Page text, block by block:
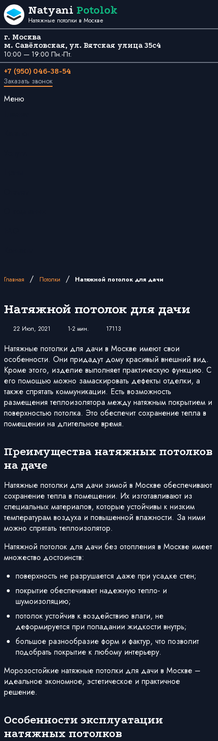
Перейти к содержанию
Natyani Potolok
Натяжные потолки в Москве
г. Москва
м. Савёловская, ул. Вятская улица 35с4
10:00 — 19:00 Пн.-Пт.
+7 (950) 046-38-54
Заказать звонок
Меню
Главная / Потолки / Натяжной потолок для дачи
Натяжной потолок для дачи
22 Июл, 2021 1-2 мин. 17113
Натяжные потолки для дачи в Москве имеют свои
особенности. Они придадут дому красивый внешний вид.
Кроме этого, изделие выполняет практическую функцию. С
его помощью можно замаскировать дефекты отделки, а
также спрятать коммуникации. Есть возможность
размещения теплоизолятора между натяжным покрытием и
поверхностью потолка. Это обеспечит сохранение тепла в
помещении на длительное время.
Преимущества натяжных потолков
на даче
Натяжные потолки для дачи зимой в Москве обеспечивают
сохранение тепла в помещении. Их изготавливают из
специальных материалов, которые устойчивы к низким
температурам воздуха и повышенной влажности. За ними
можно спрятать теплоизолятор.
Натяжной потолок для дачи без отопления в Москве имеет
множество достоинств:
поверхность не разрушается даже при усадке стен;
покрытие обеспечивает надежную тепло- и
шумоизоляцию;
потолок устойчив к воздействию влаги, не
деформируется при попадании жидкости внутрь;
большое разнообразие форм и фактур, что позволит
подобрать покрытие к любому интерьеру.
Морозостойкие натяжные потолки для дачи в Москве –
идеальное экономное, эстетическое и практичное
решение.
Особенности эксплуатации
натяжных потолков